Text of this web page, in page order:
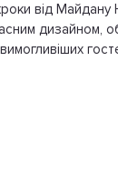
від Майдану
дизайном,